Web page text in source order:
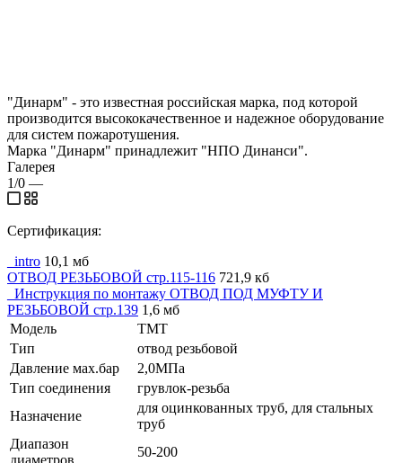
"Динарм" - это известная российская марка, под которой
производится высококачественное и надежное оборудование
для систем пожаротушения.
Марка "Динарм" принадлежит "НПО Динанси".
Галерея
1/0 —
Сертификация:
_intro 10,1 мб
ОТВОД РЕЗЬБОВОЙ стр.115-116 721,9 кб
_Инструкция по монтажу ОТВОД ПОД МУФТУ И
РЕЗЬБОВОЙ стр.139 1,6 мб
Модель
TMT
Тип
отвод резьбовой
Давление мах.бар
2,0МПа
Тип соединения
грувлок-резьба
Назначение
для оцинкованных труб, для стальных
труб
Диапазон
диаметров
50-200